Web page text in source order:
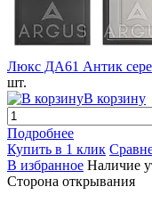
Люкс ДА61 Антик
шт.
В корзину
Подробнее
Купить в 1 клик
В избранное Наличие
Сторона открывания